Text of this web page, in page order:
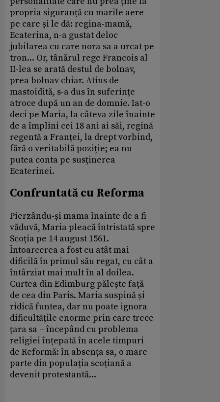
propria siguranță cu marile aere
pe care și le dă: regina-mamă,
Ecaterina, n-a gustat deloc
jubilarea cu care nora sa a urcat pe
tron... Or, tânărul rege Francois al
II-lea se arată destul de bolnav,
prea bolnav chiar. Atins de
mastoidită, s-a dus în suferințe
atroce după un an de domnie. Iat-o
deci pe Maria, la câteva zile înainte
de a împlini cei 18 ani ai săi, regină
regentă a Franței, la drept vorbind,
fără o veritabilă poziție; ea nu
putea conta pe susținerea
Ecaterinei.
Confruntată cu Reforma
Pierzându-și mama înainte de a fi
văduvă, Maria pleacă întristată spre
Scoția pe 14 august 1561.
Întoarcerea a fost cu atât mai
dificilă în primul său regat, cu cât a
întârziat mai mult în al doilea.
Curtea din Edimburg pălește față
de cea din Paris. Maria suspină și
ridică funtea, dar nu poate ignora
dificultățile enorme prin care trece
țara sa – începând cu problema
religiei înțepată în acele timpuri
de Reformă: în absența sa, o mare
parte din populația scoțiană a
devenit protestantă...